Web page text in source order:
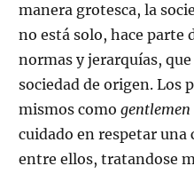
manera grotesca, la
no está solo, hace parte
normas y jerarquías,
sociedad de origen. Los
mismos como
cuidado en respetar
entre ellos, tratandose